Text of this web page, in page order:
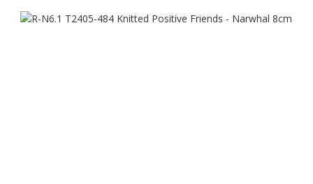
Afbeeldingengalerij overslaan